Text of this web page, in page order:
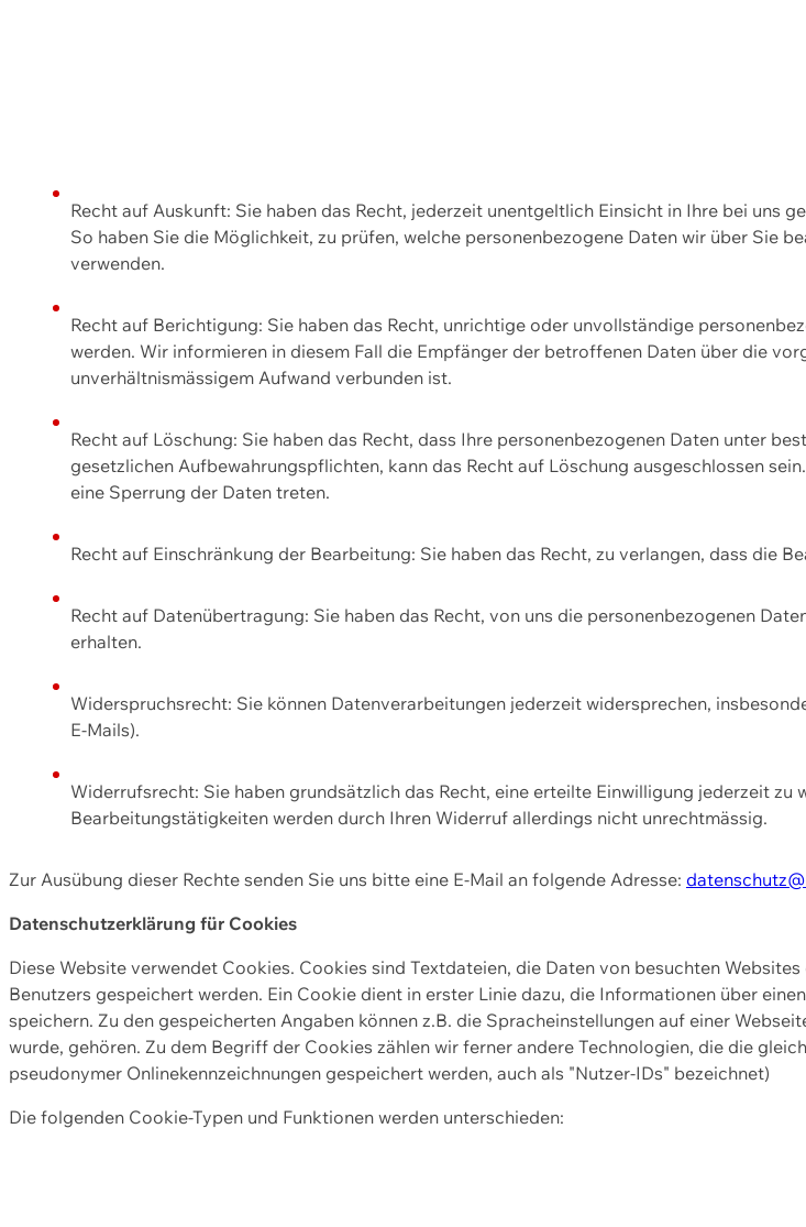
Recht auf Auskunft: Sie haben das Recht, jederzeit unentgeltlich Einsicht in Ihre bei uns
So haben Sie die Möglichkeit, zu prüfen, welche personenbezogene Daten wir über Sie
verwenden.
Recht auf Berichtigung: Sie haben das Recht, unrichtige oder unvollständige
werden. Wir informieren in diesem Fall die Empfänger der betroffenen Daten über die
unverhältnismässigem Aufwand verbunden ist.
Recht auf Löschung: Sie haben das Recht, dass Ihre personenbezogenen Daten unter
gesetzlichen Aufbewahrungspflichten, kann das Recht auf Löschung ausgeschlossen
eine Sperrung der Daten treten.
Recht auf Einschränkung der Bearbeitung: Sie haben das Recht, zu verlangen, dass die
Recht auf Datenübertragung: Sie haben das Recht, von uns die personenbezogenen
erhalten.
Widerspruchsrecht: Sie können Datenverarbeitungen jederzeit widersprechen,
E-Mails).
Widerrufsrecht: Sie haben grundsätzlich das Recht, eine erteilte Einwilligung jederzeit
Bearbeitungstätigkeiten werden durch Ihren Widerruf allerdings nicht unrechtmässig.
Zur Ausübung dieser Rechte senden Sie uns bitte eine E-Mail an folgende Adresse:
Datenschutzerklärung für Cookies
Diese Website verwendet Cookies. Cookies sind Textdateien, die Daten von besuchten
Benutzers gespeichert werden. Ein Cookie dient in erster Linie dazu, die Informationen über
speichern. Zu den gespeicherten Angaben können z.B. die Spracheinstellungen auf einer
wurde, gehören. Zu dem Begriff der Cookies zählen wir ferner andere Technologien, die die
pseudonymer Onlinekennzeichnungen gespeichert werden, auch als "Nutzer-IDs" bezeichnet)
Die folgenden Cookie-Typen und Funktionen werden unterschieden: